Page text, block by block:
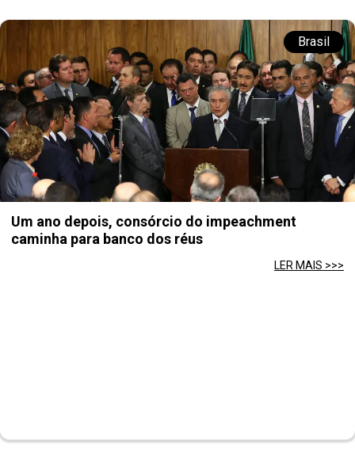
Brasil
Um ano depois, consórcio do impeachment
caminha para banco dos réus
LER MAIS >>>